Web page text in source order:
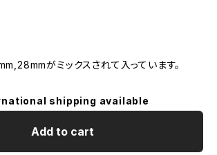
がミックスされて入っています。
shipping available
Add to cart